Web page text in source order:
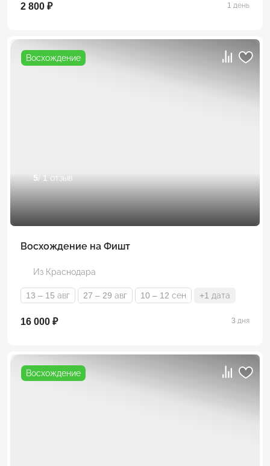
2 800 ₽ 1 день
Восхождение
5/ 1 отзыв
Восхождение на Фишт
Из Краснодара
13 – 15 авг 27 – 29 авг 10 – 12 сен +1 дата
16 000 ₽ 3 дня
Восхождение